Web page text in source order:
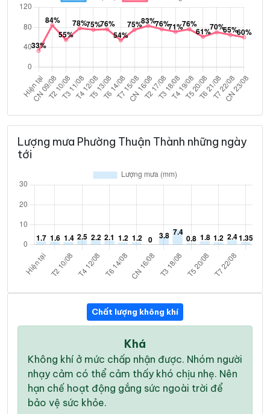
Lượng mưa Phường Thuận Thành những ngày
tới
Chất lượng không khí
Khá
Không khí ở mức chấp nhận được. Nhóm người
nhạy cảm có thể cảm thấy khó chịu nhẹ. Nên
hạn chế hoạt động gắng sức ngoài trời để
bảo vệ sức khỏe.